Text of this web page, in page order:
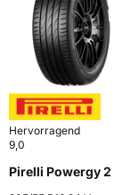
Hervorragend
9,0
Pirelli Powergy 2